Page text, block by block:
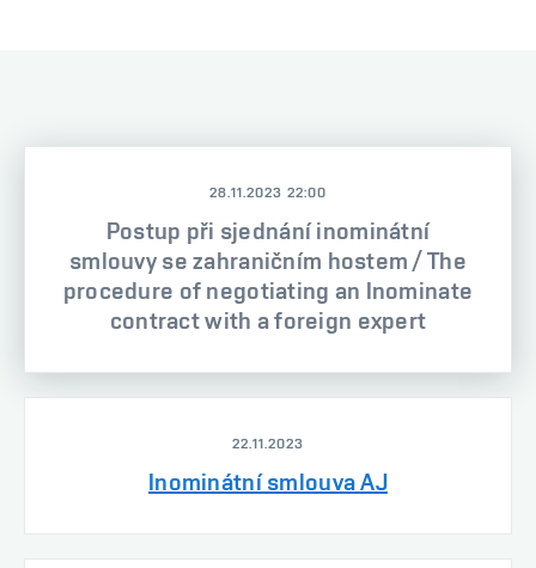
28.11.2023 22:00
Postup při sjednání inominátní
smlouvy se zahraničním hostem / The
procedure of negotiating an Inominate
contract with a foreign expert
22.11.2023
Inominátní smlouva AJ